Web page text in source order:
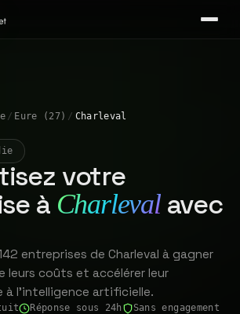
/ Eure (27) / Charleval
votre
à Charlevalavec
entreprises de Charleval à gagner
leurs coûts et accélérer leur
à l'intelligence artificielle.
Réponse sous 24h Sans engagement